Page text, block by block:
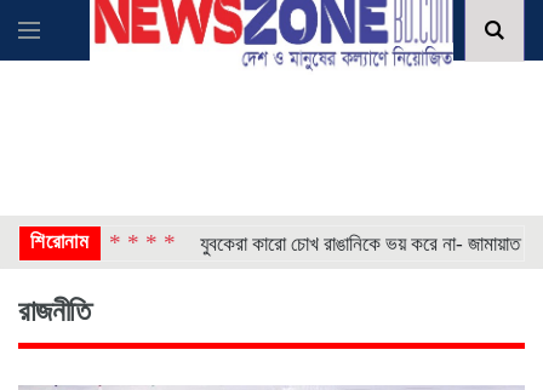
শিরোনাম
* * * * যুবকেরা কারো চোখ রাঙানিকে ভয় করে না- জামায়াত আমির
রাজনীতি